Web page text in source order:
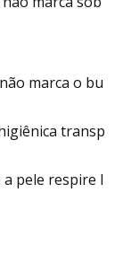
marca o bu
transp
pele respire l